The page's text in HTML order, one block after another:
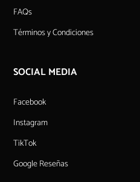
FAQs
Términos y Condiciones
SOCIAL MEDIA
Facebook
Instagram
TikTok
Google Reseñas